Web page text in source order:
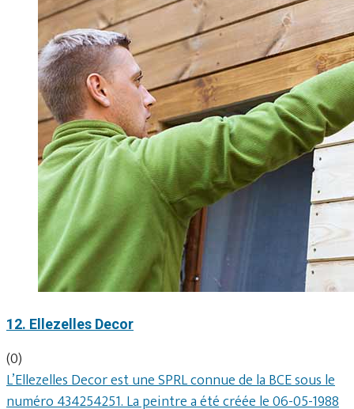
12. Ellezelles Decor
(0)
L’Ellezelles Decor est une SPRL connue de la BCE sous le
numéro 434254251. La peintre a été créée le 06-05-1988